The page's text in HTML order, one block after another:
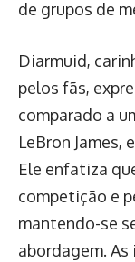
de grupos de
Diarmuid,
pelos fãs,
comparado a
LeBron James,
Ele enfatiza
competição e
mantendo-se
abordagem.